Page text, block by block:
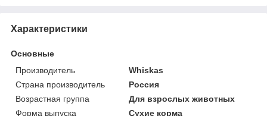
Характеристики
Основные
Производитель
Whiskas
Страна производитель
Россия
Возрастная группа
Для взрослых животных
Форма выпуска
Сухие корма